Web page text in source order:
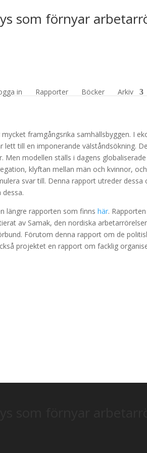
som förnyar
in Rapporter Böcker Arkiv
–
framgångsrika samhällsbyggen. I
lett till en imponerande välståndsökning.
Men modellen ställs i dagens
klyftan mellan män och kvinnor,
svar till. Denna rapport utreder
längre rapporten som finnshär.
av Samak, den nordiska
Förutom denna rapport om de
projektet en rapport om facklig